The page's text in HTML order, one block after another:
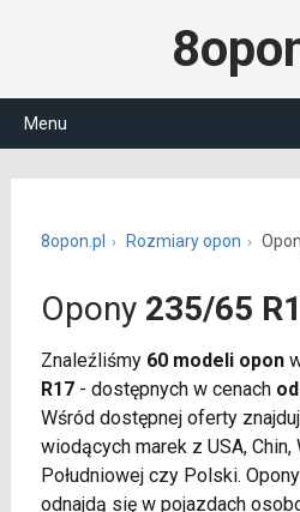
Menu
8opon.pl Rozmiary opon
Opony 235/65
Znaleźliśmy 60 modeli opon
R17- dostępnych w cenach
Wśród dostępnej oferty
wiodących marek z USA, Chin,
Południowej czy Polski.
odnajdą się w pojazdach